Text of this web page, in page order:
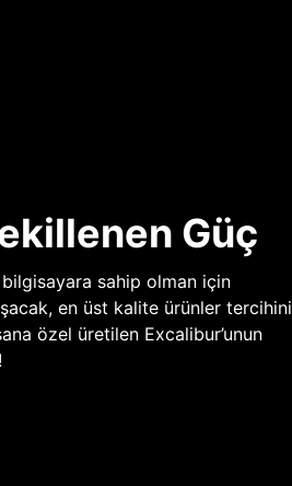
Güç
sahip olman için
en üst kalite ürünler tercihini
özel üretilen Excalibur’unun